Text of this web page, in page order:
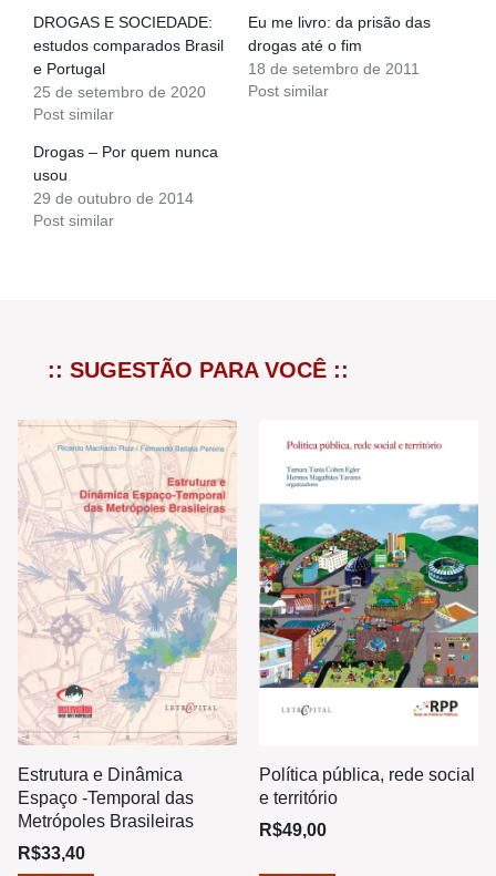
DROGAS E SOCIEDADE:
estudos comparados Brasil
e Portugal
25 de setembro de 2020
Post similar
Eu me livro: da prisão das
drogas até o fim
18 de setembro de 2011
Post similar
Drogas – Por quem nunca
usou
29 de outubro de 2014
Post similar
:: SUGESTÃO PARA VOCÊ ::
Estrutura e Dinâmica
Espaço -Temporal das
Metrópoles Brasileiras
R$33,40
Política pública, rede social
e território
R$49,00